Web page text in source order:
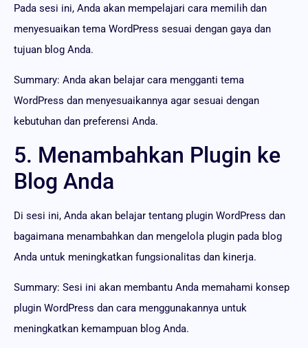
Pada sesi ini, Anda akan mempelajari cara memilih dan
menyesuaikan tema WordPress sesuai dengan gaya dan
tujuan blog Anda.
Summary: Anda akan belajar cara mengganti tema
WordPress dan menyesuaikannya agar sesuai dengan
kebutuhan dan preferensi Anda.
5. Menambahkan Plugin ke
Blog Anda
Di sesi ini, Anda akan belajar tentang plugin WordPress dan
bagaimana menambahkan dan mengelola plugin pada blog
Anda untuk meningkatkan fungsionalitas dan kinerja.
Summary: Sesi ini akan membantu Anda memahami konsep
plugin WordPress dan cara menggunakannya untuk
meningkatkan kemampuan blog Anda.